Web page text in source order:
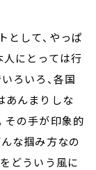
として、やっぱ
にとっては行
ろいろ、各国
あんまりしな
その手が印象的
な掴み方なの
どういう風に